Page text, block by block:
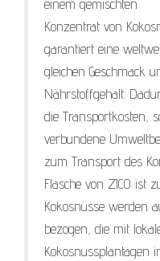
einem gemischten
Konzentrat von
garantiert eine
gleichen Geschmack
Nährstoffgehalt.
die Transportkosten,
verbundene
zum Transport des
Flasche von ZICO ist
Kokosnüsse werden
bezogen, die mit
Kokosnussplantagen